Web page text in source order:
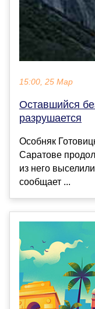
15:00, 25 Мар
Оставшийся
разрушается
Особняк
Саратове
из него
сообщает ...